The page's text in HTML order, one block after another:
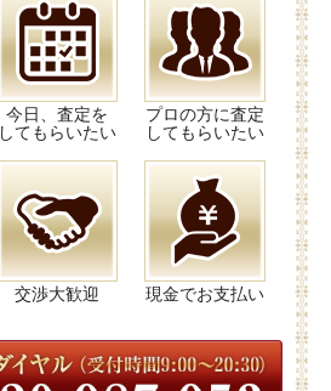
今日、査定を
してもらいたい
プロの方に査定
してもらいたい
交渉大歓迎 現金でお支払い